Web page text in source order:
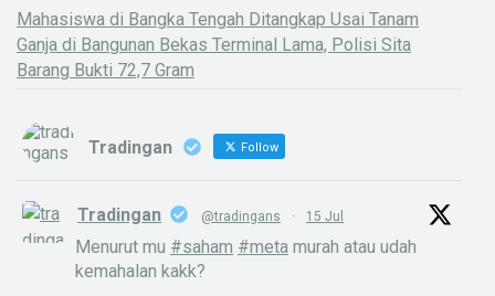
Mahasiswa di Bangka Tengah Ditangkap Usai Tanam
Ganja di Bangunan Bekas Terminal Lama, Polisi Sita
Barang Bukti 72,7 Gram
Tradingan Follow
Tradingan @tradingans · 15 Jul
Menurut mu #saham #meta murah atau udah
kemahalan kakk?